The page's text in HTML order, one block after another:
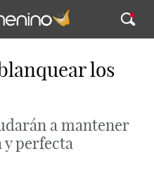
los
a mantener
y perfecta